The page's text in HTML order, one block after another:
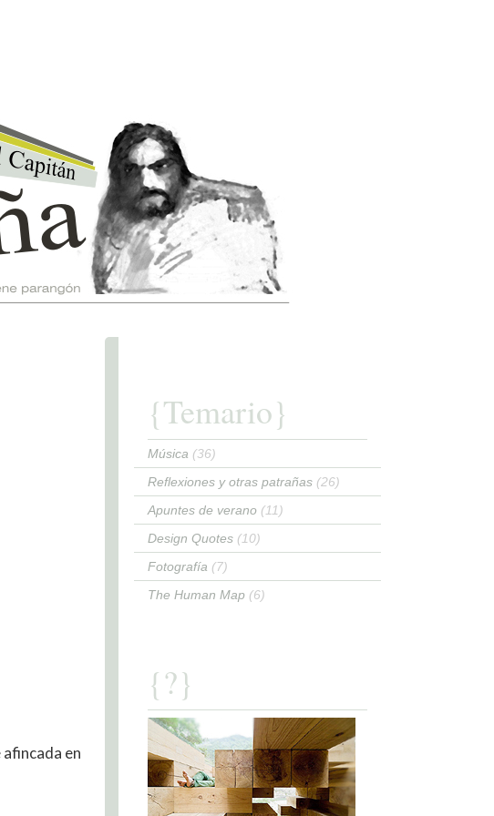
en
{Temario}
Música (36)
Reflexiones y otras patrañas (26)
Apuntes de verano (11)
Design Quotes (10)
Fotografía (7)
The Human Map (6)
{?}